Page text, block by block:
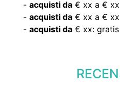
- acquisti da € xx a €
- acquisti da € xx a €
- acquisti da € xx: